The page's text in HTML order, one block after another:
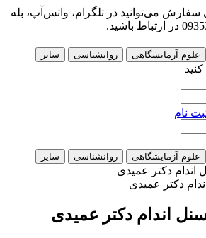
سفارش می‌توانید در تلگرام، واتس‌آپ، بله
علوم آزمایشگاهی روانشناسی سایر
نام
علوم آزمایشگاهی روانشناسی سایر
اندام دکتر عمیدی
اسنل اندام دکتر عمیدی